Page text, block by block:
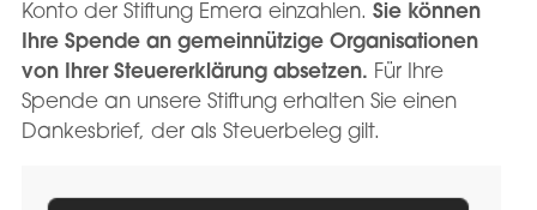
Konto der Stiftung Emera einzahlen. Sie können
Ihre Spende an gemeinnützige Organisationen
von Ihrer Steuererklärung absetzen. Für Ihre
Spende an unsere Stiftung erhalten Sie einen
Dankesbrief, der als Steuerbeleg gilt.